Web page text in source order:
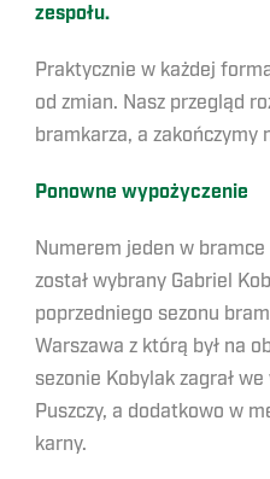
zespołu.
Praktycznie w każdej
od zmian. Nasz przegląd
bramkarza, a zakończymy
Ponowne wypożyczenie
Numerem jeden w bramce
został wybrany Gabriel
poprzedniego sezonu
Warszawa z którą był na
sezonie Kobylak zagrał
Puszczy, a dodatkowo w
karny.